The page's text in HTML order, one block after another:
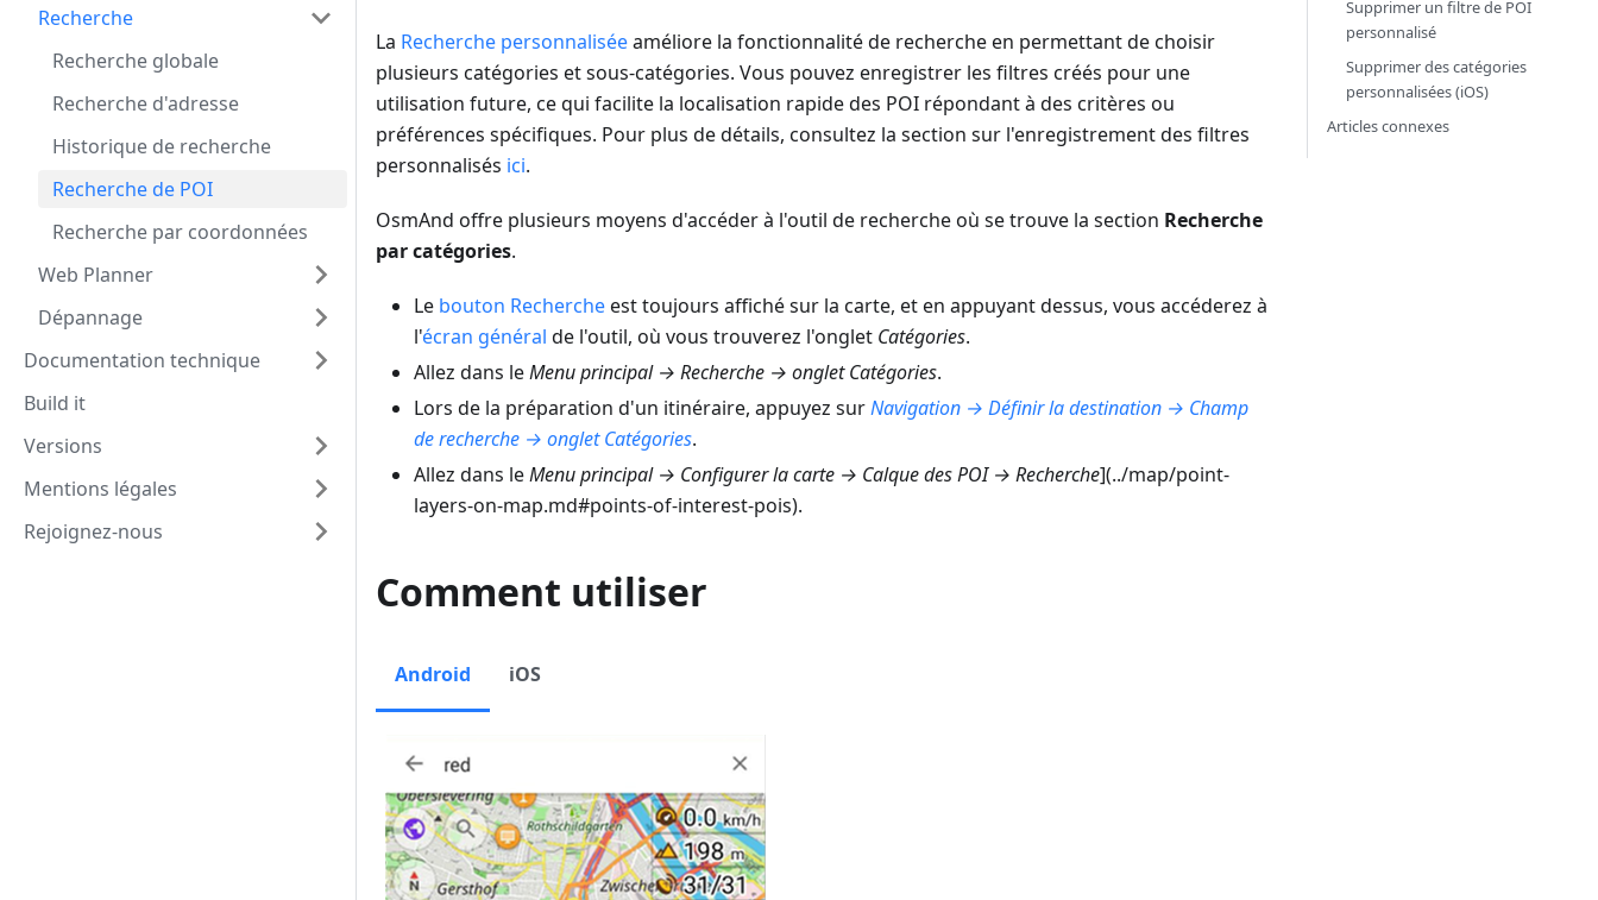
Recherche
Recherche globale
Recherche d'adresse
Historique de recherche
Recherche de POI
Recherche par coordonnées
Web Planner
Dépannage
Documentation technique
Build it
Versions
Mentions légales
Rejoignez-nous
La Recherche personnaliséeaméliore la fonctionnalité de recherche en permettant de choisir
plusieurs catégories et sous-catégories. Vous pouvez enregistrer les filtres créés pour une
utilisation future, ce qui facilite la localisation rapide des POI répondant à des critères ou
préférences spécifiques. Pour plus de détails, consultez la section sur l'enregistrement des filtres
personnalisés ici.
OsmAnd offre plusieurs moyens d'accéder à l'outil de recherche où se trouve la section Recherche
par catégories.
Le bouton Rechercheest toujours affiché sur la carte, et en appuyant dessus, vous accéderez à
l'écran général de l'outil, où vous trouverez l'onglet Catégories.
Allez dans leMenu principal → Recherche → onglet Catégories.
Lors de la préparation d'un itinéraire, appuyez surNavigation → Définir la destination → Champ
de recherche → onglet Catégories.
Allez dans leMenu principal → Configurer la carte → Calque des POI → Recherche](../map/point-
layers-on-map.md#points-of-interest-pois).
Comment utiliser
Android iOS
Supprimer un filtre de POI
personnalisé
Supprimer des catégories
personnalisées (iOS)
Articles connexes